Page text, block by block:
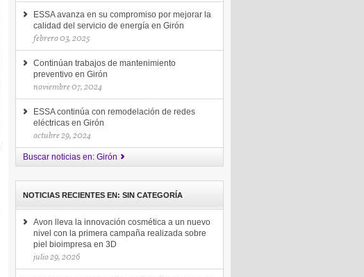
ESSA avanza en su compromiso por mejorar la
calidad del servicio de energía en Girón
febrero 03, 2025
Continúan trabajos de mantenimiento
preventivo en Girón
noviembre 07, 2024
ESSA continúa con remodelación de redes
eléctricas en Girón
octubre 29, 2024
Buscar noticias en: Girón
NOTICIAS RECIENTES EN: SIN CATEGORÍA
Avon lleva la innovación cosmética a un nuevo
nivel con la primera campaña realizada sobre
piel bioimpresa en 3D
julio 29, 2026